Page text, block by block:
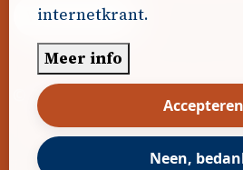
Word Partner!
© 2026 Editiepajot.com
|Disclaimer Privacybeleid
Gerealiseerd door
internetkrant.
Meer info
Accepteren
Neen,